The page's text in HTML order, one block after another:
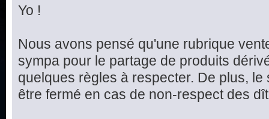
Yo !
Nous avons pensé qu'une rubrique
sympa pour le partage de produits
quelques règles à respecter. De plus,
être fermé en cas de non-respect des